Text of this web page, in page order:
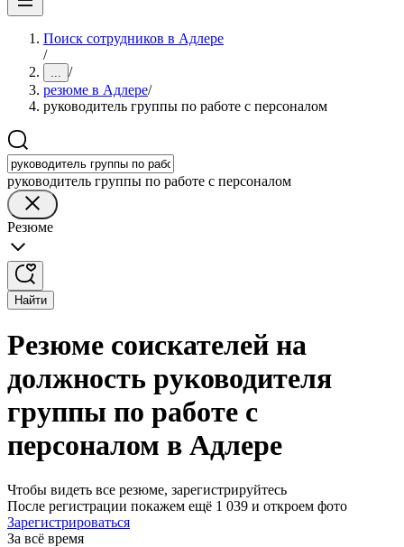
Поиск сотрудников в Адлере
/
... /
резюме в Адлере/
руководитель группы по работе с персоналом
руководитель группы по работе с персоналом
Резюме
Найти
Резюме соискателей на
должность руководителя
группы по работе с
персоналом в Адлере
Чтобы видеть все резюме, зарегистрируйтесь
После регистрации покажем ещё 1 039 и откроем фото
Зарегистрироваться
За всё время